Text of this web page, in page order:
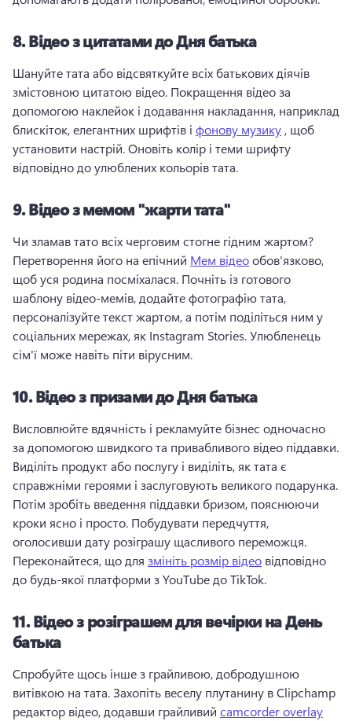
8.Відео з цитатами до Дня батька
Шануйте тата або відсвяткуйте всіх батькових діячів
змістовною цитатою відео. Покращення відео за
допомогою наклейок і додавання накладання, наприклад
блискіток, елегантних шрифтів і фонову музику , щоб
установити настрій. Оновіть колір і теми шрифту
відповідно до улюблених кольорів тата.
9.Відео з мемом "жарти тата"
Перетворення його на епічний Мем відео обов'язково,
щоб уся родина посміхалася. Почніть із готового
шаблону відео-мемів, додайте фотографію тата,
персоналізуйте текст жартом, а потім поділіться ним у
соціальних мережах, як Instagram Stories. Улюбленець
сім'ї може навіть піти вірусним.
10.Відео з призами до Дня батька
Висловлюйте вдячність і рекламуйте бізнес одночасно
Виділіть продукт або послугу і виділіть, як тата є
Потім зробіть введення піддавки бризом, пояснюючи
кроки ясно і просто. Побудувати передчуття,
Переконайтеся, що для змініть розмір відео відповідно
до будь-якої платформи з YouTube до TikTok.
11.Відео з розіграшем для вечірки на День
батька
Спробуйте щось інше з грайливою, добродушною
витівкою на тата. Захопіть веселу плутанину в Clipchamp
редактор відео, додавши грайливий camcorder overlay